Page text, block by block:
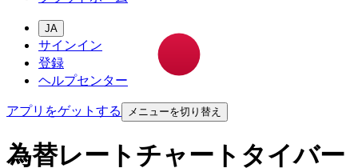
JA
サインイン
登録
ヘルプセンター
アプリをゲットする
メニューを切り替え
為替レートチャートタイバー